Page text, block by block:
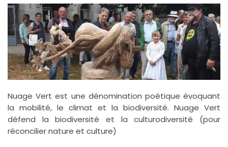
Nuage Vert est une dénomination poétique évoquant
la mobilité, le climat et la biodiversité. Nuage Vert
défend la biodiversité et la culturodiversité (pour
réconcilier nature et culture)